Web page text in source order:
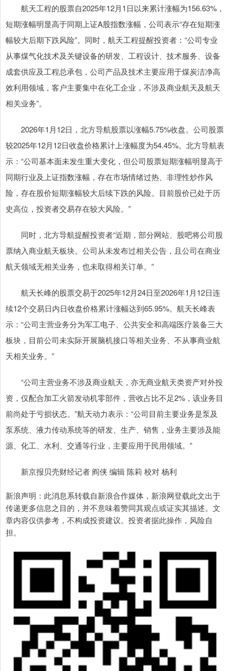
航天工程的股票自2025年12月1日以来累计涨幅为156.63%，
短期涨幅明显高于同期上证A股指数涨幅，公司表示“存在短期涨
幅较大后期下跌风险”。同时，航天工程提醒投资者：“公司专业
从事煤气化技术及关键设备的研发、工程设计、技术服务、设备
成套供应及工程总承包，公司产品及技术主要应用于煤炭洁净高
效利用领域，客户主要集中在化工企业，不涉及商业航天及航天
相关业务”。
2026年1月12日，北方导航股票以涨幅5.75%收盘。公司股票
较2025年12月12日收盘价格累计上涨幅度为54.45%。北方导航表
示：“公司基本面未发生重大变化，但公司股票短期涨幅明显高于
同期行业及上证指数涨幅，存在市场情绪过热、非理性炒作风
险，存在股价短期涨幅较大后续下跌的风险。目前股价已处于历
史高位，投资者交易存在较大风险。”
同时，北方导航提醒投资者“近期，部分网站、股吧将公司股
票纳入商业航天板块。公司从未发布过相关公告，且公司在商业
航天领域无相关业务，也未取得相关订单。”
航天长峰的股票交易于2025年12月24日至2026年1月12日连
续12个交易日内日收盘价格累计涨幅达到65.95%。航天长峰表
示：“公司主营业务分为军工电子、公共安全和高端医疗装备三大
板块，目前公司未实际开展脑机接口等相关业务、不从事商业航
天相关业务。”
“公司主营业务不涉及商业航天，亦无商业航天类资产对外投
资，仅配合加工火箭发动机零部件，营收占比不足2%，该业务目
前尚处于亏损状态。”航天动力表示：“公司目前主要业务是泵及
泵系统、液力传动系统等的研发、生产、销售，业务主要涉及能
源、化工、水利、交通等行业，主要应用于民用领域。”
新京报贝壳财经记者 阎侠 编辑 陈莉 校对 杨利
新浪声明：此消息系转载自新浪合作媒体，新浪网登载此文出于
传递更多信息之目的，并不意味着赞同其观点或证实其描述。文
章内容仅供参考，不构成投资建议。投资者据此操作，风险自
担。